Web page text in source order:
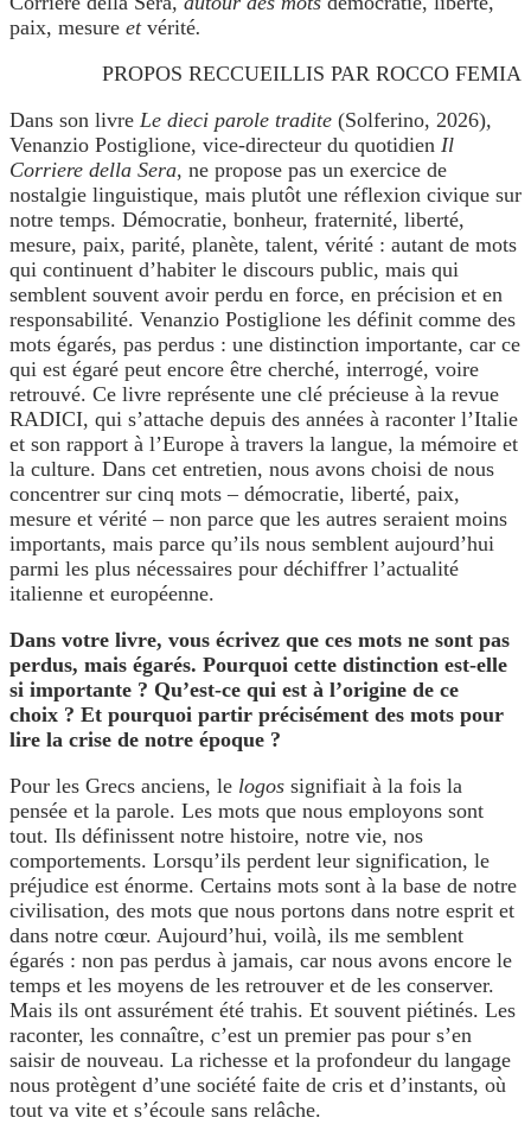
paix, mesure et vérité.
PROPOS RECCUEILLIS PAR ROCCO FEMIA
Dans son livre Le dieci parole tradite (Solferino, 2026),
Venanzio Postiglione, vice-directeur du quotidien Il
Corriere della Sera, ne propose pas un exercice de
nostalgie linguistique, mais plutôt une réflexion civique sur
notre temps. Démocratie, bonheur, fraternité, liberté,
mesure, paix, parité, planète, talent, vérité : autant de mots
qui continuent d’habiter le discours public, mais qui
semblent souvent avoir perdu en force, en précision et en
responsabilité. Venanzio Postiglione les définit comme des
mots égarés, pas perdus : une distinction importante, car ce
qui est égaré peut encore être cherché, interrogé, voire
retrouvé. Ce livre représente une clé précieuse à la revue
RADICI, qui s’attache depuis des années à raconter l’Italie
et son rapport à l’Europe à travers la langue, la mémoire et
la culture. Dans cet entretien, nous avons choisi de nous
concentrer sur cinq mots – démocratie, liberté, paix,
mesure et vérité – non parce que les autres seraient moins
importants, mais parce qu’ils nous semblent aujourd’hui
parmi les plus nécessaires pour déchiffrer l’actualité
italienne et européenne.
Dans votre livre, vous écrivez que ces mots ne sont pas
perdus, mais égarés. Pourquoi cette distinction est-elle
si importante ? Qu’est-ce qui est à l’origine de ce
choix ? Et pourquoi partir précisément des mots pour
lire la crise de notre époque ?
Pour les Grecs anciens, le logos signifiait à la fois la
pensée et la parole. Les mots que nous employons sont
tout. Ils définissent notre histoire, notre vie, nos
comportements. Lorsqu’ils perdent leur signification, le
préjudice est énorme. Certains mots sont à la base de notre
civilisation, des mots que nous portons dans notre esprit et
dans notre cœur. Aujourd’hui, voilà, ils me semblent
égarés : non pas perdus à jamais, car nous avons encore le
temps et les moyens de les retrouver et de les conserver.
Mais ils ont assurément été trahis. Et souvent piétinés. Les
raconter, les connaître, c’est un premier pas pour s’en
saisir de nouveau. La richesse et la profondeur du langage
nous protègent d’une société faite de cris et d’instants, où
tout va vite et s’écoule sans relâche.